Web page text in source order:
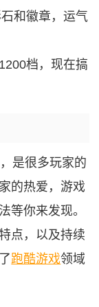
和徽章，运气
档，现在搞
是很多玩家的
的热爱，游戏
等你来发现。
点，以及持续
跑酷游戏领域